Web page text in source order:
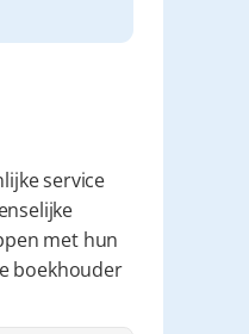
service
met hun
boekhouder